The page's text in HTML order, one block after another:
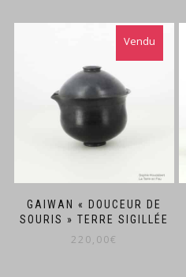
GAIWAN « DOUCEUR DE
SOURIS » TERRE SIGILLÉE
220,00€